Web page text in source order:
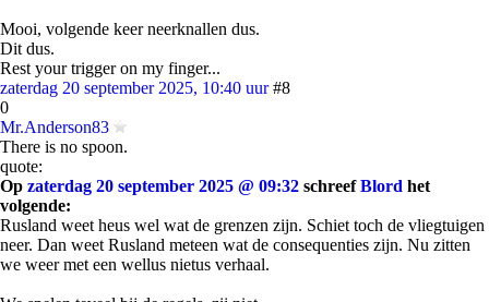
Mooi, volgende keer neerknallen dus.
Dit dus.
Rest your trigger on my finger...
zaterdag 20 september 2025, 10:40 uur #8
0
Mr.Anderson83
There is no spoon.
quote:
Op zaterdag 20 september 2025 @ 09:32 schreefBlord het
volgende:
Rusland weet heus wel wat de grenzen zijn. Schiet toch de vliegtuigen
neer. Dan weet Rusland meteen wat de consequenties zijn. Nu zitten
we weer met een wellus nietus verhaal.